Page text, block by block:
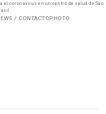
coronavirus en un centro de salud de Sao
/ CONTACTOPHOTO